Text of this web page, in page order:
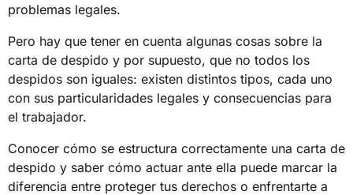
problemas legales.
Pero hay que tener en cuenta algunas cosas sobre la
carta de despido y por supuesto, que no todos los
despidos son iguales: existen distintos tipos, cada uno
con sus particularidades legales y consecuencias para
el trabajador.
Conocer cómo se estructura correctamente una carta de
despido y saber cómo actuar ante ella puede marcar la
diferencia entre proteger tus derechos o enfrentarte a